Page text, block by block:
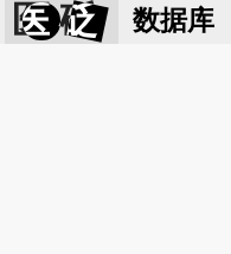
医 砭 数据库